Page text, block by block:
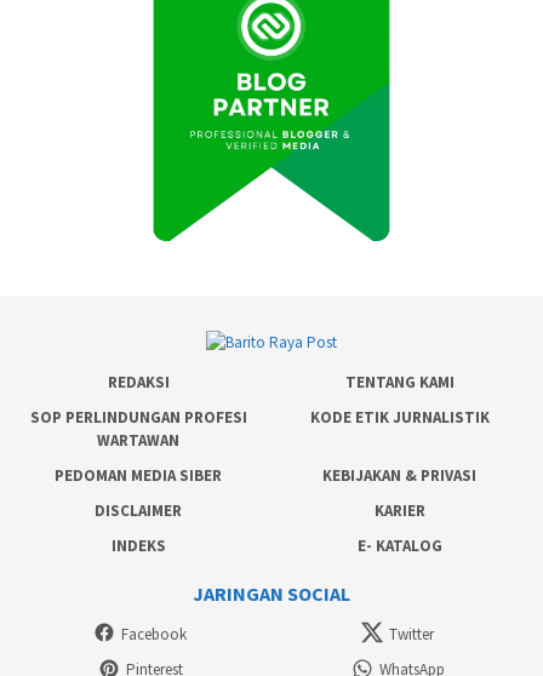
REDAKSI
TENTANG KAMI
SOP PERLINDUNGAN PROFESI
WARTAWAN
KODE ETIK JURNALISTIK
PEDOMAN MEDIA SIBER
KEBIJAKAN & PRIVASI
DISCLAIMER
KARIER
INDEKS
E- KATALOG
JARINGAN SOCIAL
Facebook
Twitter
Pinterest
WhatsApp